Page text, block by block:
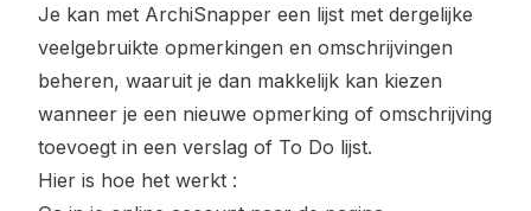
Je kan met ArchiSnapper een lijst met dergelijke
veelgebruikte opmerkingen en omschrijvingen
beheren, waaruit je dan makkelijk kan kiezen
wanneer je een nieuwe opmerking of omschrijving
toevoegt in een verslag of To Do lijst.
Hier is hoe het werkt :